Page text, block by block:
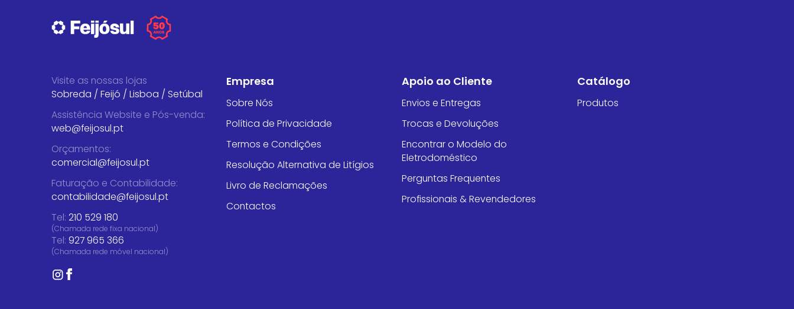
Visite as nossas lojas
Sobreda / Feijó / Lisboa / Setúbal
Assistência Website e Pós-venda:
web@feijosul.pt
Orçamentos:
comercial@feijosul.pt
Faturação e Contabilidade:
contabilidade@feijosul.pt
Tel: 210 529 180
(Chamada rede fixa nacional)
Tel: 927 965 366
(Chamada rede móvel nacional)
Empresa
Sobre Nós
Política de Privacidade
Termos e Condições
Resolução Alternativa de Litígios
Livro de Reclamações
Contactos
Apoio ao Cliente
Envios e Entregas
Trocas e Devoluções
Encontrar o Modelo do
Eletrodoméstico
Perguntas Frequentes
Profissionais & Revendedores
Catálogo
Produtos